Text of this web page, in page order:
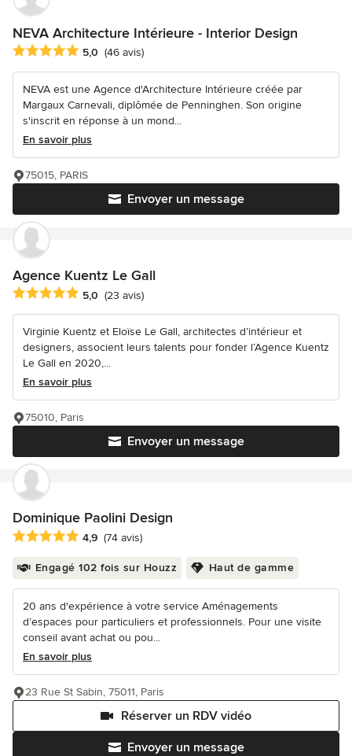
NEVA Architecture Intérieure - Interior Design
Note moyenne : 5 étoiles sur 5
5,0 (46 avis)
NEVA est une Agence d'Architecture Intérieure créée par
Margaux Carnevali, diplômée de Penninghen. Son origine
s'inscrit en réponse à un mond...
En savoir plus
Envoyer un message
75015, PARIS
Agence Kuentz Le Gall
Note moyenne : 5 étoiles sur 5
5,0 (23 avis)
Virginie Kuentz et Eloïse Le Gall, architectes d’intérieur et
designers, associent leurs talents pour fonder l’Agence Kuentz
Le Gall en 2020,...
En savoir plus
Envoyer un message
75010, Paris
Dominique Paolini Design
Note moyenne : 4.9 étoiles sur 5
4,9 (74 avis)
Engagé 102 fois sur Houzz Haut de gamme
20 ans d'expérience à votre service Aménagements
d’espaces pour particuliers et professionnels. Pour une visite
conseil avant achat ou pou...
En savoir plus
Envoyer un message
Réserver un RDV vidéo
23 Rue St Sabin, 75011, Paris